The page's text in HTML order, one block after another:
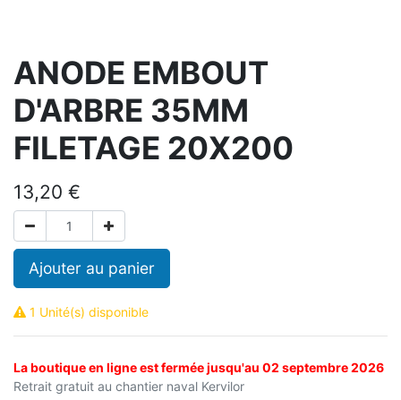
ANODE EMBOUT
D'ARBRE 35MM
FILETAGE 20X200
13,20 €
Ajouter au panier
1 Unité(s) disponible
La boutique en ligne est fermée jusqu'au 02 septembre 2026
Retrait gratuit au chantier naval Kervilor